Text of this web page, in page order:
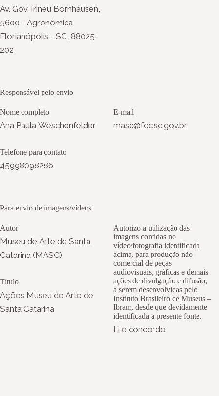
Av. Gov. Irineu Bornhausen,
5600 - Agronômica,
Florianópolis - SC, 88025-
202
Responsável pelo envio
Nome completo
Ana Paula Weschenfelder
Telefone para contato
45998098286
E-mail
masc@fcc.sc.gov.br
Para envio de imagens/vídeos
Autor
Museu de Arte de Santa
Catarina (MASC)
Título
Ações Museu de Arte de
Santa Catarina
Autorizo a utilização das
imagens contidas no
vídeo/fotografia identificada
acima, para produção não
comercial de peças
audiovisuais, gráficas e demais
ações de divulgação e difusão,
a serem desenvolvidas pelo
Instituto Brasileiro de Museus –
Ibram, desde que devidamente
identificada a presente fonte.
Li e concordo